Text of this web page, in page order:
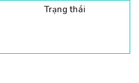
Trạng thái